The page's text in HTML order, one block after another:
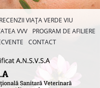
RECENZII VIAȚA VERDE VIU
VVV
PROGRAM DE AFILIERE
CONTACT